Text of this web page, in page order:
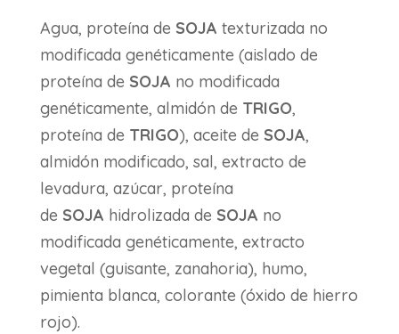
Agua, proteína de SOJA texturizada no
modificada genéticamente (aislado de
proteína de SOJA no modificada
genéticamente, almidón de TRIGO,
proteína de TRIGO), aceite de SOJA,
almidón modificado, sal, extracto de
levadura, azúcar, proteína
de SOJA hidrolizada de SOJA no
modificada genéticamente, extracto
vegetal (guisante, zanahoria), humo,
pimienta blanca, colorante (óxido de hierro
rojo).